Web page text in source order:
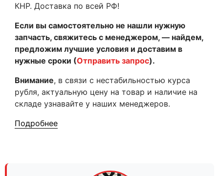
КНР. Доставка по всей РФ!
Если вы самостоятельно не нашли нужную
запчасть, свяжитесь с менеджером, — найдем,
предложим лучшие условия и доставим в
нужные сроки (Отправить запрос).
Внимание, в связи с нестабильностью курса
рубля, актуальную цену на товар и наличие на
складе узнавайте у наших менеджеров.
Подробнее